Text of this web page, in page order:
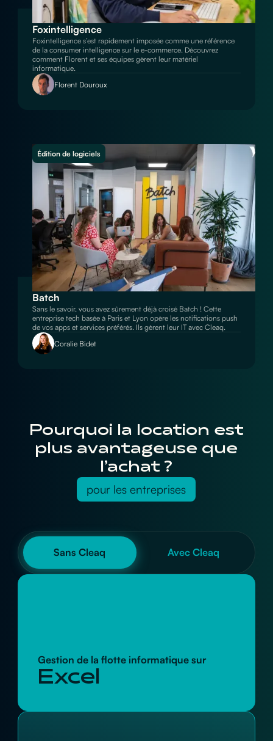
Foxintelligence
Foxintelligence s’est rapidement imposée comme une référence
de la consumer intelligence sur le e-commerce. Découvrez
comment Florent et ses équipes gèrent leur matériel
informatique.
Florent Douroux
Édition de logiciels
Batch
Sans le savoir, vous avez sûrement déjà croisé Batch ! Cette
entreprise tech basée à Paris et Lyon opère les notifications push
de vos apps et services préférés. Ils gèrent leur IT avec Cleaq.
Coralie Bidet
Pourquoi la location est
plus avantageuse que
l’achat ?
pour les entreprises
Gestion de la flotte informatique sur
Excel
Sans Cleaq Avec Cleaq